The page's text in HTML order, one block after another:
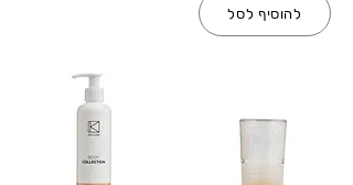
להוסיף לסל